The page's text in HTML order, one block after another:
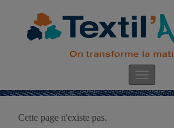
Cette page n'existe pas.